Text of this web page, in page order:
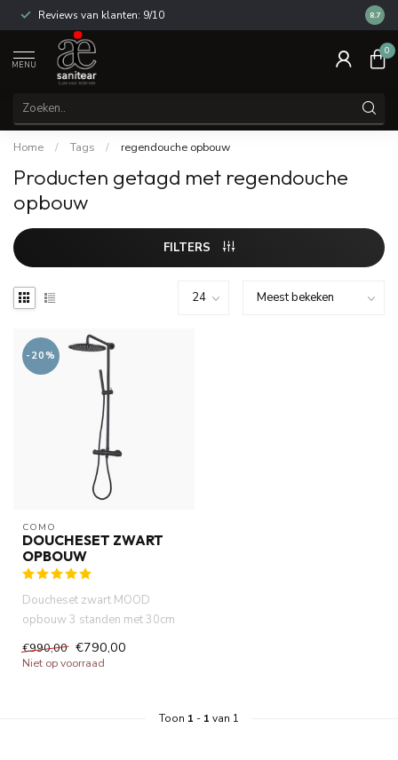
Reviews van klanten: 9/10 14
8.7
MENU
0
Home / Tags / regendouche opbouw
Producten getagd met regendouche
opbouw
FILTERS
-20%
COMO
DOUCHESET ZWART
OPBOUW
Doucheset zwart MOOD
opbouw 3 standen met 30cm
hoofddouche. Thermostatische
douc...
€990,00 €790,00
Niet op voorraad
Toon 1 - 1 van 1